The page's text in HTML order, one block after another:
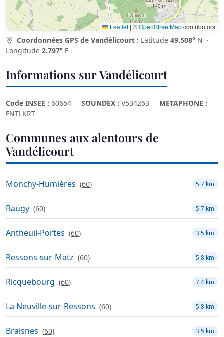
Leaflet | ©OpenStreetMapcontributors
Coordonnées GPS de Vandélicourt : Latitude 49.508° N ·
Longitude 2.797° E
Informations sur Vandélicourt
Code INSEE : 60654 SOUNDEX : V534263
METAPHONE :
FNTLKRT
Communes aux alentours de
Vandélicourt
Monchy-Humières (60) 5.7 km
Baugy (60) 5.7 km
Antheuil-Portes (60) 3.5 km
Ressons-sur-Matz (60) 5.8 km
Ricquebourg (60) 7.4 km
La Neuville-sur-Ressons (60) 5.8 km
Braisnes (60) 3.5 km